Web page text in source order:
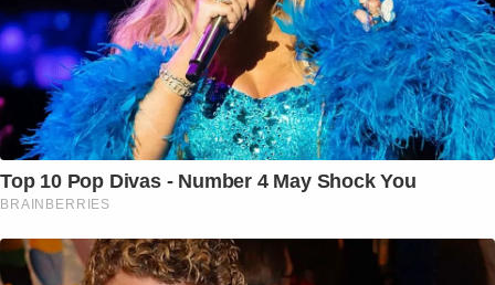
Top 10 Pop Divas - Number 4 May Shock You
BRAINBERRIES